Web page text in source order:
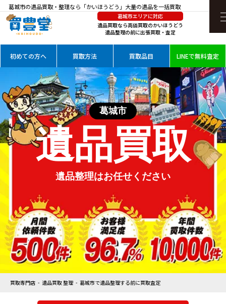
葛城市の遺品買取・整理なら「かいほうどう」大量の遺品を一括買取
葛城市エリアに対応
遺品買取なら高価買取のかいほうどう
遺品整理の前に出張買取・査定
初めての方へ 買取方法 買取品目 LINEで無料査定
遺品買取
遺品整理はお任せください
葛城市
買取専門店 遺品買取 整理 葛城市で遺品整理する前に買取査定